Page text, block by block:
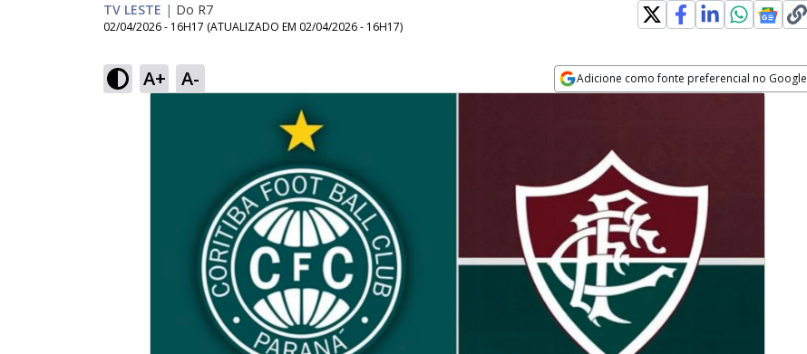
TV LESTE | Do R7
02/04/2026 - 16H17 (ATUALIZADO EM 02/04/2026 - 16H17)
A+ A- Adicione como fonte preferencial no Google